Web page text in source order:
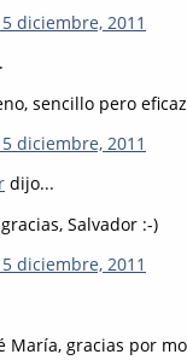
diciembre, 2011
sencillo pero
diciembre, 2011
dijo...
Salvador :-)
diciembre, 2011
María, gracias por